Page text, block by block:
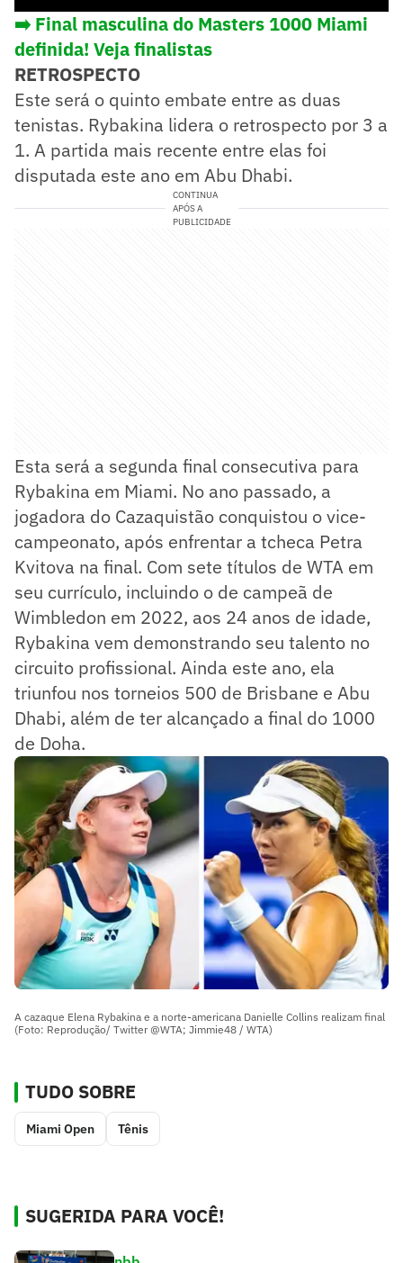
➡️ Final masculina do Masters 1000 Miami
definida! Veja finalistas
RETROSPECTO
Este será o quinto embate entre as duas
tenistas. Rybakina lidera o retrospecto por 3 a
1. A partida mais recente entre elas foi
disputada este ano em Abu Dhabi.
CONTINUA
APÓS A
PUBLICIDADE
Esta será a segunda final consecutiva para
Rybakina em Miami. No ano passado, a
jogadora do Cazaquistão conquistou o vice-
campeonato, após enfrentar a tcheca Petra
Kvitova na final. Com sete títulos de WTA em
seu currículo, incluindo o de campeã de
Wimbledon em 2022, aos 24 anos de idade,
Rybakina vem demonstrando seu talento no
circuito profissional. Ainda este ano, ela
triunfou nos torneios 500 de Brisbane e Abu
Dhabi, além de ter alcançado a final do 1000
de Doha.
A cazaque Elena Rybakina e a norte-americana Danielle Collins realizam final
(Foto: Reprodução/ Twitter @WTA; Jimmie48 / WTA)
TUDO SOBRE
Miami Open Tênis
SUGERIDA PARA VOCÊ!